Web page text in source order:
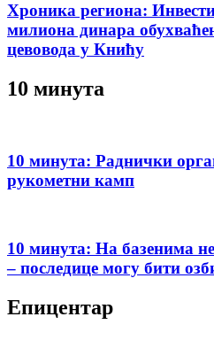
Хроника региона:
милиона динара
цевовода у Книћу
10 минута
10 минута: Раднички
рукометни камп
10 минута: На базенима
– последице могу бити
Епицентар